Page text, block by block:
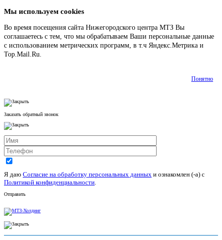
Мы используем cookies
Во время посещения сайта Нижегородского центра МТЗ Вы
соглашаетесь с тем, что мы обрабатываем Ваши персональные данные
с использованием метрических программ, в т.ч Яндекс.Метрика и
Top.Mail.Ru.
Понятно
Заказать обратный звонок
Я даю Согласие на обработку персональных данных и ознакомлен (-а) c
Политикой конфиденциальности.
Отправить